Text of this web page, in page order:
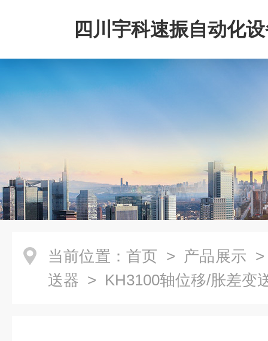
四川宇科速振自动化
公司
当前位置： 首页 > 产品展示
送器 > KH3100轴位移/胀差变